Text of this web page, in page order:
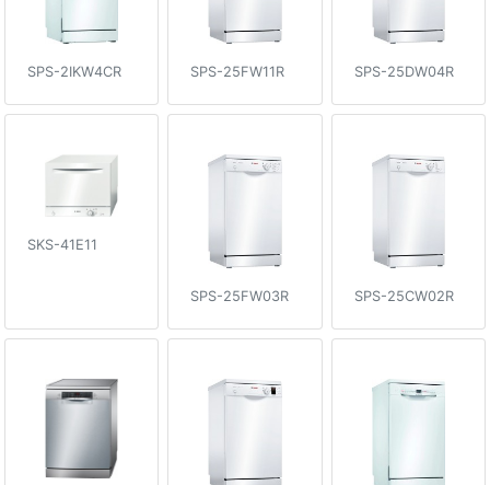
SPS-2IKW4CR SPS-25FW11R SPS-25DW04R
SKS-41E11
SPS-25FW03R SPS-25CW02R